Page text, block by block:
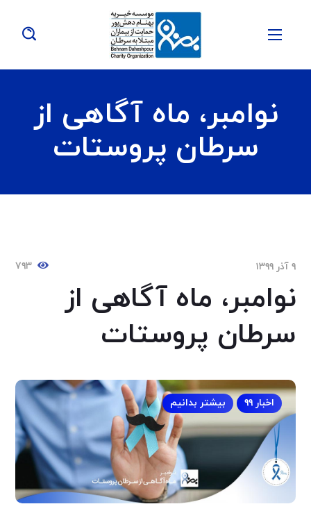
نوامبر، ماه آگاهی از
سرطان پروستات
۹ آذر ۱۳۹۹ ۷۹۳
نوامبر، ماه آگاهی از
سرطان پروستات
اخبار ۹۹ بیشتر بدانیم